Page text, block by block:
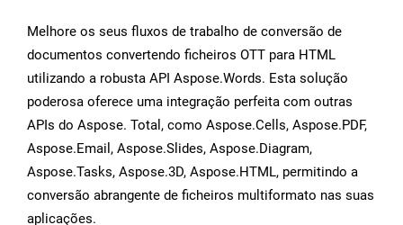
Melhore os seus fluxos de trabalho de conversão de
documentos convertendo ficheiros OTT para HTML
utilizando a robusta API Aspose.Words. Esta solução
poderosa oferece uma integração perfeita com outras
APIs do Aspose. Total, como Aspose.Cells, Aspose.PDF,
Aspose.Email, Aspose.Slides, Aspose.Diagram,
Aspose.Tasks, Aspose.3D, Aspose.HTML, permitindo a
conversão abrangente de ficheiros multiformato nas suas
aplicações.